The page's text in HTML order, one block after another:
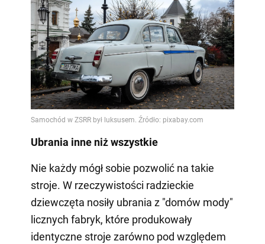
Ubrania inne niż wszystkie
Nie każdy mógł sobie pozwolić na takie
stroje. W rzeczywistości radzieckie
dziewczęta nosiły ubrania z "domów mody"
licznych fabryk, które produkowały
identyczne stroje zarówno pod względem